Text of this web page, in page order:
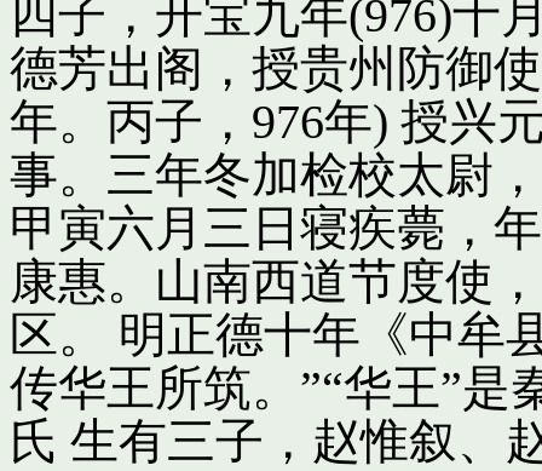
四子，开宝九年(976)十
德芳出阁，授贵州防御
年。丙子，976年) 授兴
事。三年冬加检校太尉
甲寅六月三日寝疾薨，
康惠。山南西道节度使
区。 明正德十年《中牟
传华王所筑。”“华王”是
氏 生有三子，赵惟叙、